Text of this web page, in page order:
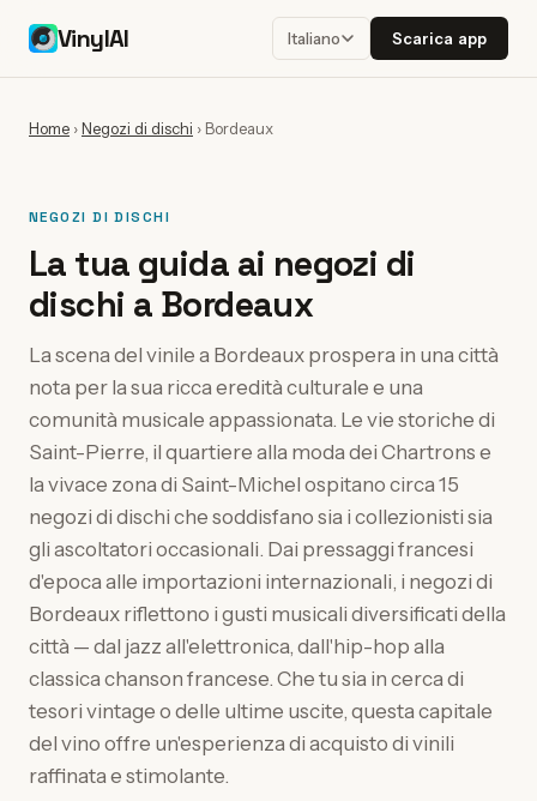
VinylAI Italiano Scarica app
Home ›Negozi di dischi › Bordeaux
NEGOZI DI DISCHI
La tua guida ai negozi di
dischi a Bordeaux
La scena del vinile a Bordeaux prospera in una città
nota per la sua ricca eredità culturale e una
comunità musicale appassionata. Le vie storiche di
Saint-Pierre, il quartiere alla moda dei Chartrons e
la vivace zona di Saint-Michel ospitano circa 15
negozi di dischi che soddisfano sia i collezionisti sia
gli ascoltatori occasionali. Dai pressaggi francesi
d'epoca alle importazioni internazionali, i negozi di
Bordeaux riflettono i gusti musicali diversificati della
città — dal jazz all'elettronica, dall'hip-hop alla
classica chanson francese. Che tu sia in cerca di
tesori vintage o delle ultime uscite, questa capitale
del vino offre un'esperienza di acquisto di vinili
raffinata e stimolante.